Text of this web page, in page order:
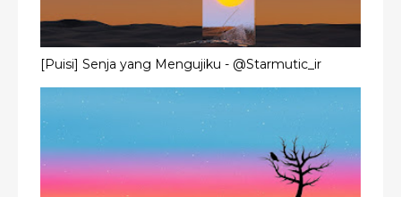
[Puisi] Senja yang Mengujiku - @Starmutic_ir